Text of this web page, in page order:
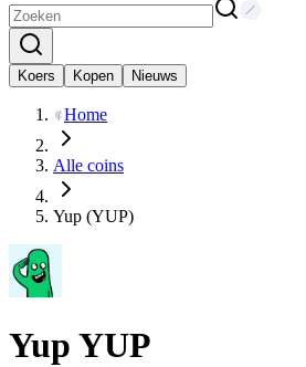
Koers Kopen Nieuws
Home
Alle coins
Yup (YUP)
Yup YUP